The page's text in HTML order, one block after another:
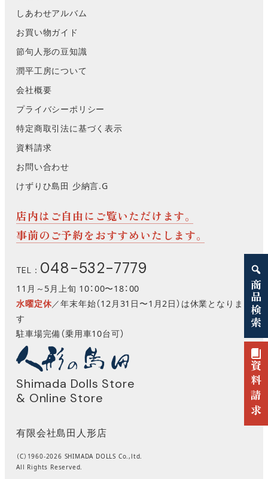
Shimada Dolls Store
& Online Store
有限会社島田人形店
（C）1960-2026 SHIMADA DOLLS Co.,ltd.
All Rights Reserved.
店内はご自由にご覧いただけます。
事前のご予約をおすすめいたします。
TEL： 048-532-7779
11月～5月上旬 10：00〜18：00
水曜定休／年末年始（12月31日〜1月2日）は休業となりま
す
駐車場完備（乗用車10台可）
しあわせアルバム
お買い物ガイド
節句人形の豆知識
潤平工房について
会社概要
プライバシーポリシー
特定商取引法に基づく表示
資料請求
お問い合わせ
けずりひ島田 少納言.G
商品検索
資料請求